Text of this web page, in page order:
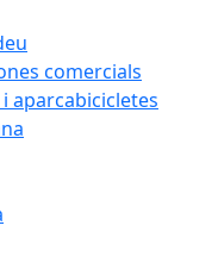
comercials
aparcabicicletes